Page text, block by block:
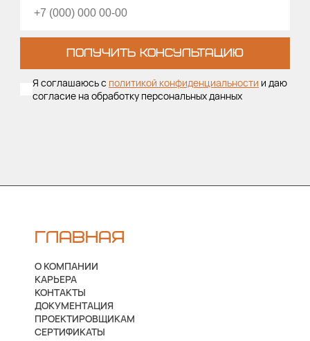
ПОЛУЧИТЬ КОНСУЛЬТАЦИЮ
Я соглашаюсь с политикой конфиденциальности и даю
согласие на обработку персональных данных
ГЛАВНАЯ
О КОМПАНИИ
КАРЬЕРА
КОНТАКТЫ
ДОКУМЕНТАЦИЯ
ПРОЕКТИРОВЩИКАМ
СЕРТИФИКАТЫ